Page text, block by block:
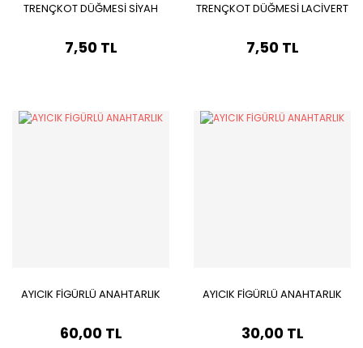
TRENÇKOT DÜĞMESİ SİYAH
7,50 TL
TRENÇKOT DÜĞMESİ LACİVERT
7,50 TL
AYICIK FİGÜRLÜ ANAHTARLIK
60,00 TL
AYICIK FİGÜRLÜ ANAHTARLIK
30,00 TL